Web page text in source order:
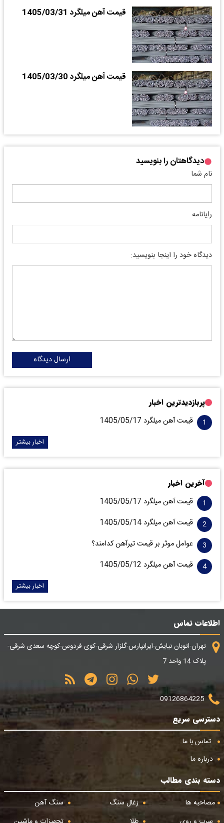
قیمت آهن میلگرد 1405/03/31
قیمت آهن میلگرد 1405/03/30
دیدگاهتان را بنویسید
نام شما
رایانامه
دیدگاه خود را اینجا بنویسید:
ارسال دیدگاه
پربازدیدترین اخبار
قیمت آهن میلگرد 1405/05/17
اخبار بیشتر
آخرین اخبار
قیمت آهن میلگرد 1405/05/17
قیمت آهن میلگرد 1405/05/14
عوامل موثر بر قیمت تیرآهن کدامند؟
قیمت آهن میلگرد 1405/05/12
اخبار بیشتر
اطلاعات تماس
تهران-اتوبان نیایش-ایرانپارس-گلزار شرقی-کوی فردوس-کوچه سعدی شرقی-
پلاک 14 واحد 7
09126864225
دسترسی سریع
تماس با ما
درباره ما
دسته بندی مطالب
مصاحبه ها
زغال سنگ
سنگ آهن